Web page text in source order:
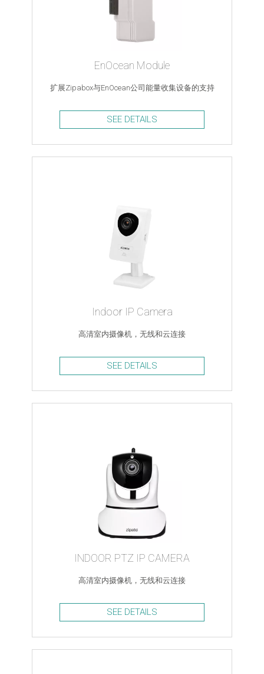
EnOcean Module
扩展Zipabox与EnOcean公司能量收集设备的支持
SEE DETAILS
Indoor IP Camera
高清室内摄像机，无线和云连接
SEE DETAILS
INDOOR PTZ IP CAMERA
高清室内摄像机，无线和云连接
SEE DETAILS